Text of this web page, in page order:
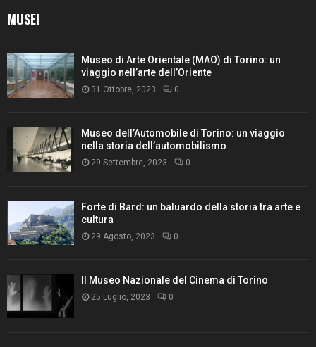
MUSEI
Museo di Arte Orientale (MAO) di Torino: un
viaggio nell’arte dell’Oriente
31 Ottobre, 2023 0
Museo dell’Automobile di Torino: un viaggio
nella storia dell’automobilismo
29 Settembre, 2023 0
Forte di Bard: un baluardo della storia tra arte e
cultura
29 Agosto, 2023 0
Il Museo Nazionale del Cinema di Torino
25 Luglio, 2023 0